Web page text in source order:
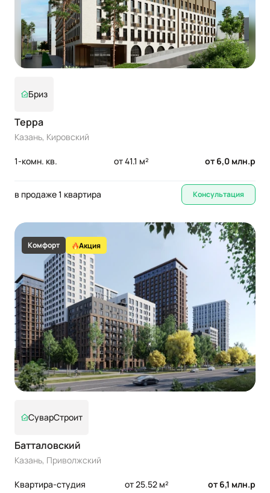
Бриз
Терра
Казань, Кировский
1-комн. кв. от 41.1 м² от 6,0 млн.р
в продаже 1 квартира Консультация
Комфорт Акция
СуварСтроит
Батталовский
Казань, Приволжский
Квартира-студия от 25.52 м² от 6,1 млн.р